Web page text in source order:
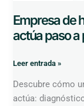
Empresa de
actúa paso a
Leer entrada »
Descubre cómo
actúa: